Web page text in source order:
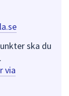
ska du
via